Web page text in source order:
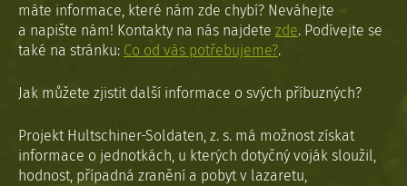
máte informace, které nám zde chybí? Neváhejte
a napište nám! Kontakty na nás najdete zde. Podívejte se
také na stránku: Co od vás potřebujeme?.
Jak můžete zjistit další informace o svých příbuzných?
Projekt Hultschiner-Soldaten, z. s. má možnost získat
informace o jednotkách, u kterých dotyčný voják sloužil,
hodnost, případná zranění a pobyt v lazaretu,